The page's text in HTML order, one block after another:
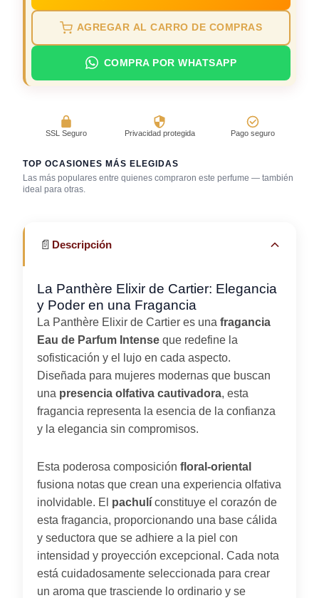
AGREGAR AL CARRO DE COMPRAS
COMPRA POR WHATSAPP
SSL Seguro Privacidad protegida Pago seguro
TOP OCASIONES MÁS ELEGIDAS
Las más populares entre quienes compraron este perfume — también
ideal para otras.
Cena romántica
Reuniones
📄 Descripción
La Panthère Elixir de Cartier: Elegancia
y Poder en una Fragancia
La Panthère Elixir de Cartier es una fragancia
Eau de Parfum Intense que redefine la
sofisticación y el lujo en cada aspecto.
Diseñada para mujeres modernas que buscan
una presencia olfativa cautivadora, esta
fragancia representa la esencia de la confianza
y la elegancia sin compromisos.
Esta poderosa composición floral-oriental
fusiona notas que crean una experiencia olfativa
inolvidable. El pachulí constituye el corazón de
esta fragancia, proporcionando una base cálida
y seductora que se adhiere a la piel con
intensidad y proyección excepcional. Cada nota
está cuidadosamente seleccionada para crear
un aroma que trasciende lo ordinario y se